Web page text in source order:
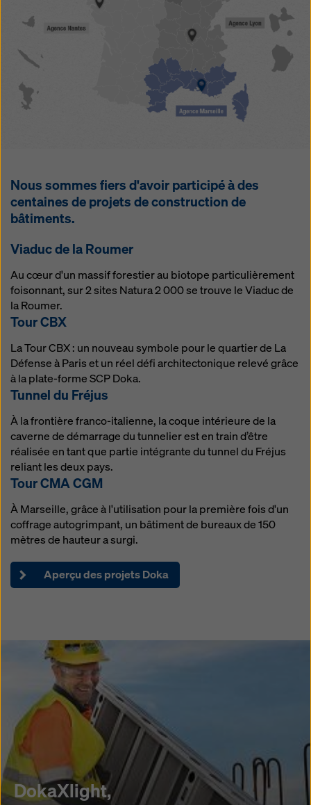
Nous sommes fiers d'avoir participé à des
centaines de projets de construction de
bâtiments.
Viaduc de la Roumer
Au cœur d'un massif forestier au biotope particulièrement
foisonnant, sur 2 sites Natura 2 000 se trouve le Viaduc de
la Roumer.
Tour CBX
La Tour CBX : un nouveau symbole pour le quartier de La
Défense à Paris et un réel défi architectonique relevé grâce
à la plate-forme SCP Doka.
Tunnel du Fréjus
À la frontière franco-italienne, la coque intérieure de la
caverne de démarrage du tunnelier est en train d’être
réalisée en tant que partie intégrante du tunnel du Fréjus
reliant les deux pays.
Tour CMA CGM
À Marseille, grâce à l'utilisation pour la première fois d'un
coffrage autogrimpant, un bâtiment de bureaux de 150
mètres de hauteur a surgi.
Aperçu des projets Doka
DokaXlight,